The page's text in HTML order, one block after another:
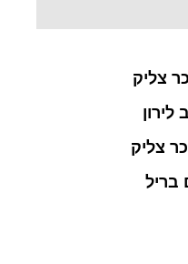
צליק
לירון
צליק
בריל